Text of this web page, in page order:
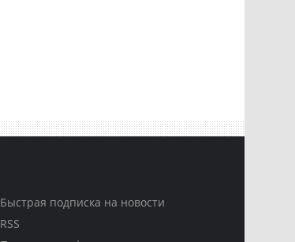
Быстрая подписка на новости
RSS